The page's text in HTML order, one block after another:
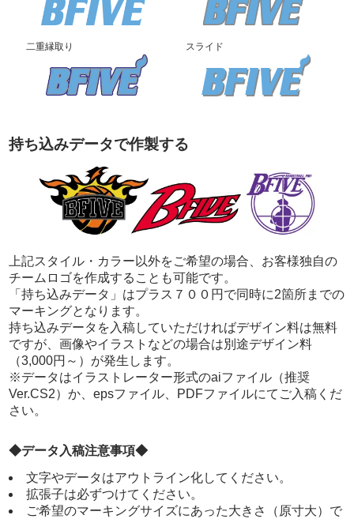
close
close
close
close
close
close
二重縁取り スライド
持ち込みデータで作製する
上記スタイル・カラー以外をご希望の場合、お客様独自の
チームロゴを作成することも可能です。
「持ち込みデータ」はプラス７００円で同時に2箇所までの
マーキングとなります。
持ち込みデータを入稿していただければデザイン料は無料
ですが、画像やイラストなどの場合は別途デザイン料
（3,000円～）が発生します。
※データはイラストレーター形式のaiファイル（推奨
Ver.CS2）か、epsファイル、PDFファイルにてご入稿くだ
さい。
◆データ入稿注意事項◆
文字やデータはアウトライン化してください。
拡張子は必ずつけてください。
ご希望のマーキングサイズにあった大きさ（原寸大）で